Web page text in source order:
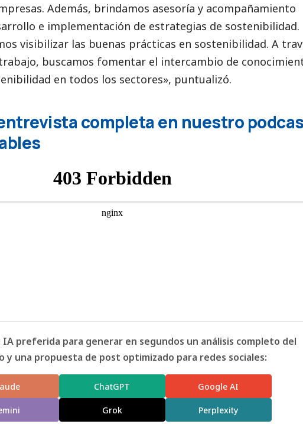
Además, brindamos asesoría y acompañamiento
e implementación de estrategias de sostenibilidad.
visibilizar las buenas prácticas en sostenibilidad. A
buscamos fomentar el intercambio de
en todos los sectores», puntualizó.
completa en nuestro
IA preferida para generar en segundos un análisis completo del
y una propuesta de post optimizado para redes sociales:
ChatGPT Google AI
Grok Perplexity